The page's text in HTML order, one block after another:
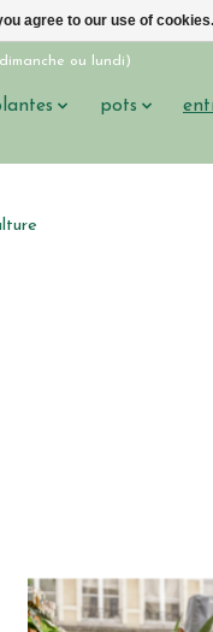
ou lundi)
pots
agree to our use of